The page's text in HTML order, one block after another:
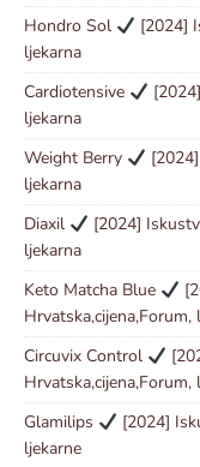
Hondro Sol
[2024]
ljekarna
Cardiotensive
ljekarna
Weight Berry
ljekarna
Diaxil
[2024]
ljekarna
Keto Matcha Blue
Hrvatska,cijena,Forum,
Circuvix Control
Hrvatska,cijena,Forum,
Glamilips
[2024]
ljekarne